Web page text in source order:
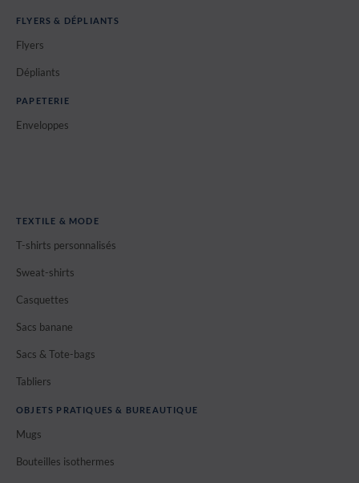
FLYERS & DÉPLIANTS
Flyers
Dépliants
PAPETERIE
Enveloppes
TEXTILE & MODE
T-shirts personnalisés
Sweat-shirts
Casquettes
Sacs banane
Sacs & Tote-bags
Tabliers
OBJETS PRATIQUES & BUREAUTIQUE
Mugs
Bouteilles isothermes